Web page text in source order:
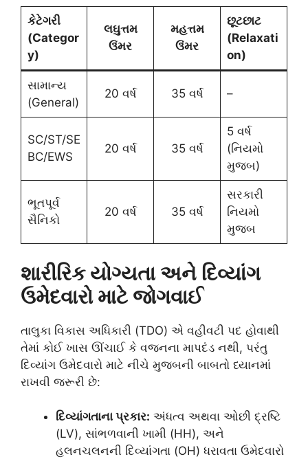
કેટેગરી
(Categor
y)
લઘુત્તમ
ઉંમર
મહત્તમ
ઉંમર
છૂટછાટ
(Relaxati
on)
સામાન્ય
(General)
20 વર્ષ 35 વર્ષ –
SC/ST/SE
BC/EWS
20 વર્ષ 35 વર્ષ
5 વર્ષ
(નિયમો
મુજબ)
ભૂતપૂર્વ
સૈનિકો
20 વર્ષ 35 વર્ષ
સરકારી
નિયમો
મુજબ
શારીરિક યોગ્યતા અને દિવ્યાંગ
ઉમેદવારો માટે જોગવાઈ
તાલુકા વિકાસ અધિકારી (TDO) એ વહીવટી પદ હોવાથી
તેમાં કોઈ ખાસ ઊંચાઈ કે વજનના માપદંડ નથી, પરંતુ
દિવ્યાંગ ઉમેદવારો માટે નીચે મુજબની બાબતો ધ્યાનમાં
રાખવી જરૂરી છે:
દિવ્યાંગતાના પ્રકાર: અંધત્વ અથવા ઓછી દ્રષ્ટિ
(LV), સાંભળવાની ખામી (HH), અને
હલનચલનની દિવ્યાંગતા (OH) ધરાવતા ઉમેદવારો